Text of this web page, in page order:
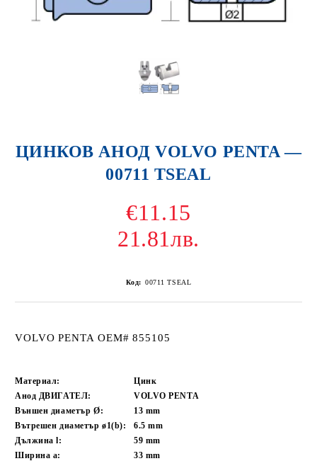
ЦИНКОВ АНОД VOLVO PENTA —
00711 TSEAL
€11.15
21.81лв.
Код: 00711 TSEAL
VOLVO PENTA OEM# 855105
Материал:
Цинк
Анод ДВИГАТЕЛ:
VOLVO PENTA
Външен диаметър Ø:
13 mm
Вътрешен диаметър ø1(b):
6.5mm
Дължина l:
59 mm
Ширина a:
33 mm